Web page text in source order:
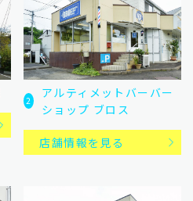
2
アルティメットバーバー
ショップ ブロス
店舗情報を見る